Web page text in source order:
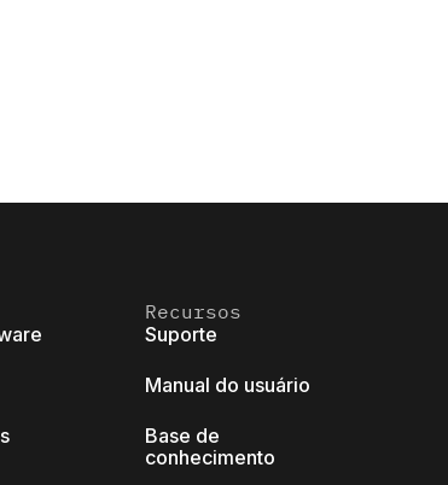
Recursos
Suporte
Manual do usuário
Base de
conhecimento